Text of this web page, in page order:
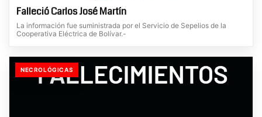
Falleció Carlos José Martín
La información fue suministrada por el Servicio de Sepelios de la
Cooperativa Eléctrica de Bolívar.-
NECROLÓGICAS